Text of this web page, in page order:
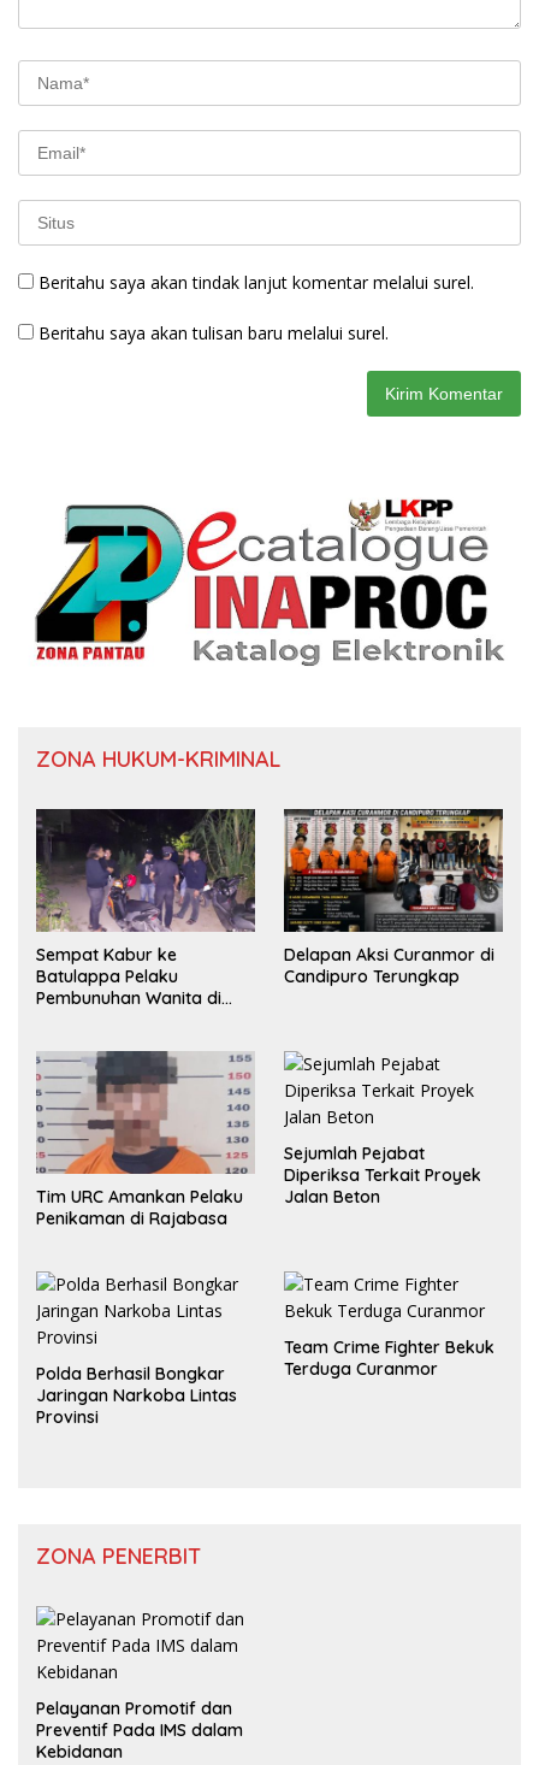
Beritahu saya akan tindak lanjut komentar melalui surel.
Beritahu saya akan tulisan baru melalui surel.
ZONA HUKUM-KRIMINAL
Sempat Kabur ke
Batulappa Pelaku
Pembunuhan Wanita di
Delapan Aksi Curanmor di
Candipuro Terungkap
Tim URC Amankan Pelaku
Penikaman di Rajabasa
Sejumlah Pejabat
Diperiksa Terkait Proyek
Jalan Beton
Polda Berhasil Bongkar
Jaringan Narkoba Lintas
Provinsi
Team Crime Fighter Bekuk
Terduga Curanmor
ZONA PENERBIT
Pelayanan Promotif dan
Preventif Pada IMS dalam
Kebidanan